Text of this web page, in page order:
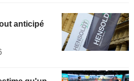
anticipé